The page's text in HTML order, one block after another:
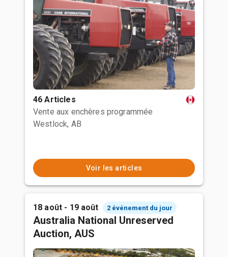
46 Articles
Vente aux enchères programmée
Westlock, AB
Voir les articles
18 août - 19 août 2 événement du jour
Australia National Unreserved
Auction, AUS